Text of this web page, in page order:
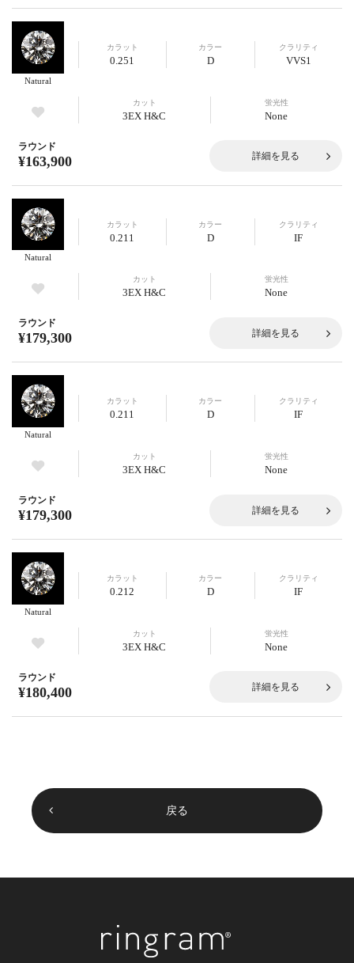
Natural
カラット
0.251
カラー
D
クラリティ
VVS1
カット
3EX H&C
蛍光性
None
ラウンド
¥163,900 詳細を見る
Natural
カラット
0.211
カラー
D
クラリティ
IF
カット
3EX H&C
蛍光性
None
ラウンド
¥179,300 詳細を見る
Natural
カラット
0.211
カラー
D
クラリティ
IF
カット
3EX H&C
蛍光性
None
ラウンド
¥179,300 詳細を見る
Natural
カラット
0.212
カラー
D
クラリティ
IF
カット
3EX H&C
蛍光性
None
ラウンド
¥180,400 詳細を見る
戻る